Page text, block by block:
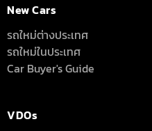
New Cars
รถใหม่ต่างประเทศ
รถใหม่ในประเทศ
Car Buyer's Guide
VDOs